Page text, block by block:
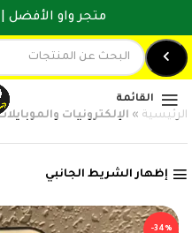
القائمة
الرئيسية » الإلكترونيات
إظهار الشريط الجانبي
-34%
متجر واو الأفضل